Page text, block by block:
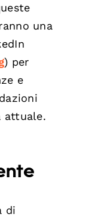
una
) per
e
attuale.
di